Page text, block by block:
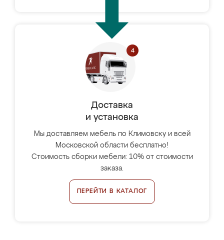
Доставка
и установка
Мы доставляем мебель по Климовску и всей
Московской области бесплатно!
Стоимость сборки мебели: 10% от стоимости
заказа.
ПЕРЕЙТИ В КАТАЛОГ